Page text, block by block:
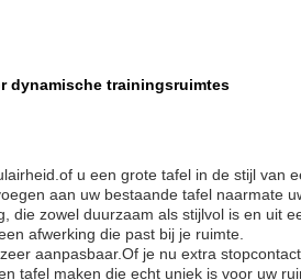
dynamische trainingsruimtes
u een grote tafel in de stijl
aan uw bestaande tafel naarmate
zowel duurzaam als stijlvol is en uit
afwerking die past bij je ruimte.
aanpasbaar.Of je nu extra
tafel maken die echt uniek is voor uw